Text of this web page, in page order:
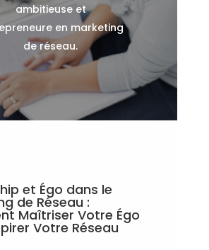
ambitieuse et
en marketing
de réseau.
et Égo dans le
de Réseau :
Maîtriser Votre Égo
Votre Réseau